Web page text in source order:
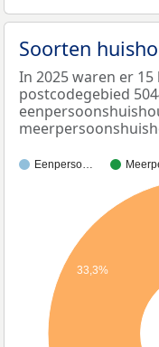
Soorten
In 2025 waren er
postcodegebied
Eenperso…
33,3%